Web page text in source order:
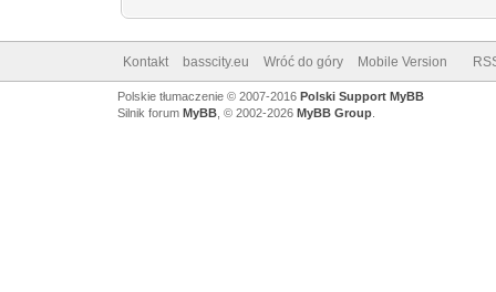
Kontakt basscity.eu Wróć do góry Mobile Version
Polskie tłumaczenie © 2007-2016 Polski Support MyBB
Silnik forum MyBB, © 2002-2026 MyBB Group.